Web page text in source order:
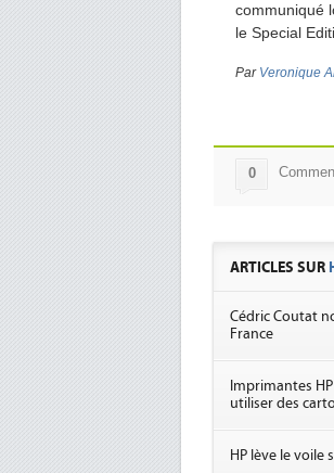
communiqué
le Special
Par Veronique
0
ARTICLES SUR
Cédric Coutat
France
Imprimantes
utiliser des
HP lève le voile